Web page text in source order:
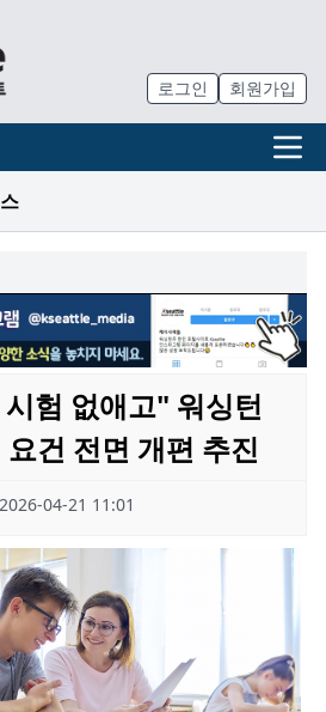
로그인 회원가입
험 없애고" 워싱턴
건 전면 개편 추진
2026-04-21 11:01